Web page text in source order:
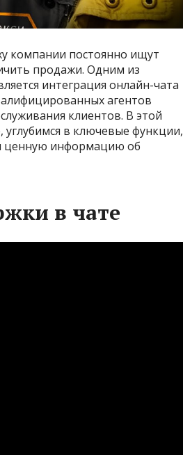
компании постоянно ищут
продажи. Одним из
интеграция онлайн-чата
агентов
клиентов. В этой
в ключевые функции,
ценную информацию об
в чате